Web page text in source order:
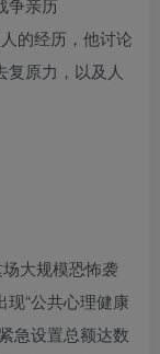
争亲历
的经历，他讨论
原力，以及人
场大规模恐怖袭
“公共心理健康
急设置总额达数